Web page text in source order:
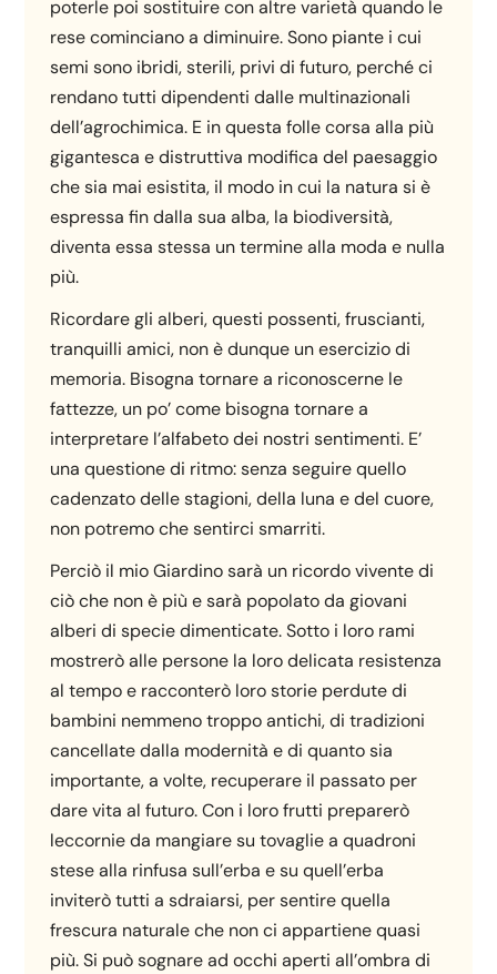
poterle poi sostituire con altre varietà quando le
rese cominciano a diminuire. Sono piante i cui
semi sono ibridi, sterili, privi di futuro, perché ci
rendano tutti dipendenti dalle multinazionali
dell’agrochimica. E in questa folle corsa alla più
gigantesca e distruttiva modifica del paesaggio
che sia mai esistita, il modo in cui la natura si è
espressa fin dalla sua alba, la biodiversità,
diventa essa stessa un termine alla moda e nulla
più.
Ricordare gli alberi, questi possenti, fruscianti,
tranquilli amici, non è dunque un esercizio di
memoria. Bisogna tornare a riconoscerne le
fattezze, un po’ come bisogna tornare a
interpretare l’alfabeto dei nostri sentimenti. E’
una questione di ritmo: senza seguire quello
cadenzato delle stagioni, della luna e del cuore,
non potremo che sentirci smarriti.
Perciò il mio Giardino sarà un ricordo vivente di
ciò che non è più e sarà popolato da giovani
alberi di specie dimenticate. Sotto i loro rami
mostrerò alle persone la loro delicata resistenza
al tempo e racconterò loro storie perdute di
bambini nemmeno troppo antichi, di tradizioni
cancellate dalla modernità e di quanto sia
importante, a volte, recuperare il passato per
dare vita al futuro. Con i loro frutti preparerò
leccornie da mangiare su tovaglie a quadroni
stese alla rinfusa sull’erba e su quell’erba
inviterò tutti a sdraiarsi, per sentire quella
frescura naturale che non ci appartiene quasi
più. Si può sognare ad occhi aperti all’ombra di